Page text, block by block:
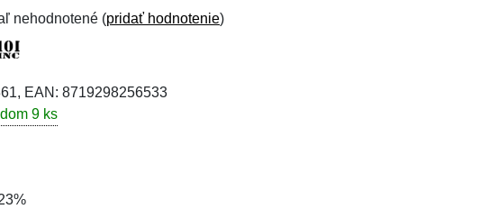
nehodnotené (pridať hodnotenie)
EAN: 8719298256533
9 ks